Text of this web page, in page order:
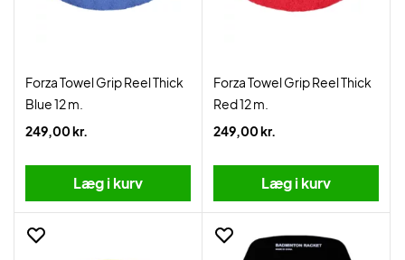
Forza Towel Grip Reel Thick
Blue 12 m.
249,00 kr.
Læg i kurv
Forza Towel Grip Reel Thick
Red 12 m.
249,00 kr.
Læg i kurv